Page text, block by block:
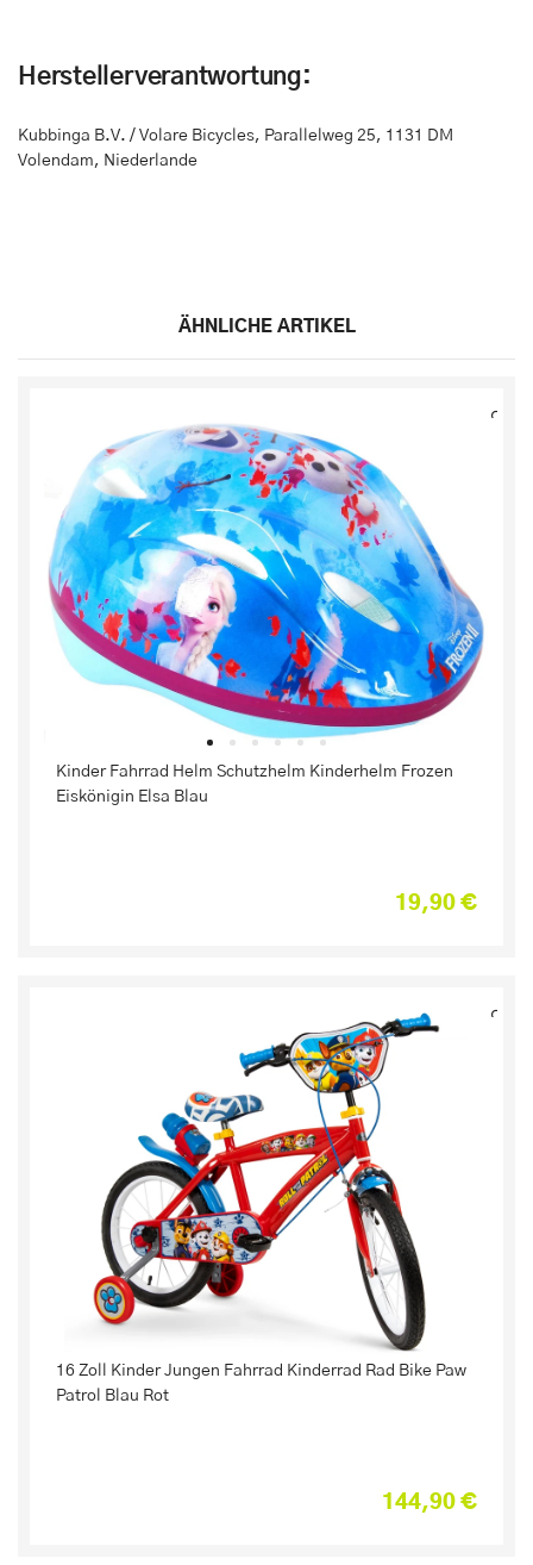
Herstellerverantwortung:
Kubbinga B.V. / Volare Bicycles, Parallelweg 25, 1131 DM
Volendam, Niederlande
ÄHNLICHE ARTIKEL
Kinder Fahrrad Helm Schutzhelm Kinderhelm Frozen
Eiskönigin Elsa Blau
19,90 €
16 Zoll Kinder Jungen Fahrrad Kinderrad Rad Bike Paw
Patrol Blau Rot
144,90 €